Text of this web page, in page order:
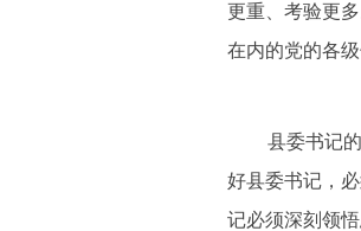
更重、考验更
在内的党的各
县委书记的
好县委书记，
记必须深刻领